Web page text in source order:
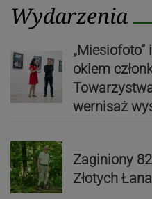
Wydarzenia
okiem
wernisaż
Zaginiony
Złotych